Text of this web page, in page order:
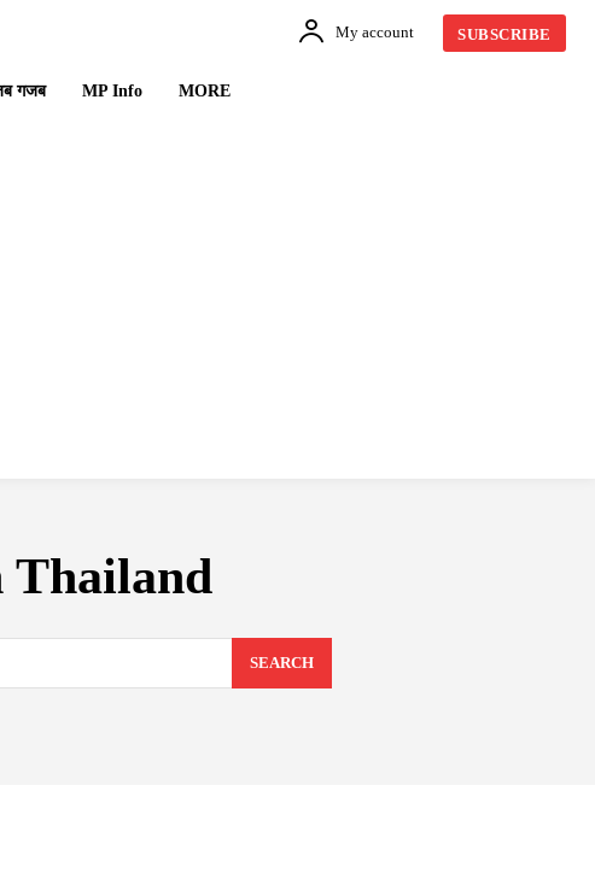
My account SUBSCRIBE
गजब MP Info MORE
Thailand
SEARCH